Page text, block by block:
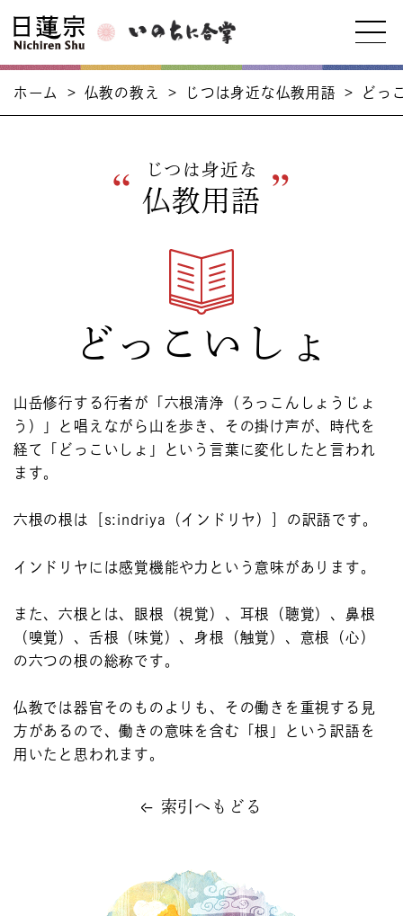
ホーム > 仏教の教え > じつは身近な仏教用語 > どっ
じつは身近な
仏教用語
どっこいしょ
山岳修行する行者が「六根清浄（ろっこんしょうじょ
う）」と唱えながら山を歩き、その掛け声が、時代を
経て「どっこいしょ」という言葉に変化したと言われ
ます。
六根の根は［s:indriya（インドリヤ）］の訳語です。
インドリヤには感覚機能や力という意味があります。
また、六根とは、眼根（視覚）、耳根（聴覚）、鼻根
（嗅覚）、舌根（味覚）、身根（触覚）、意根（心）
の六つの根の総称です。
仏教では器官そのものよりも、その働きを重視する見
方があるので、働きの意味を含む「根」という訳語を
用いたと思われます。
索引へもどる